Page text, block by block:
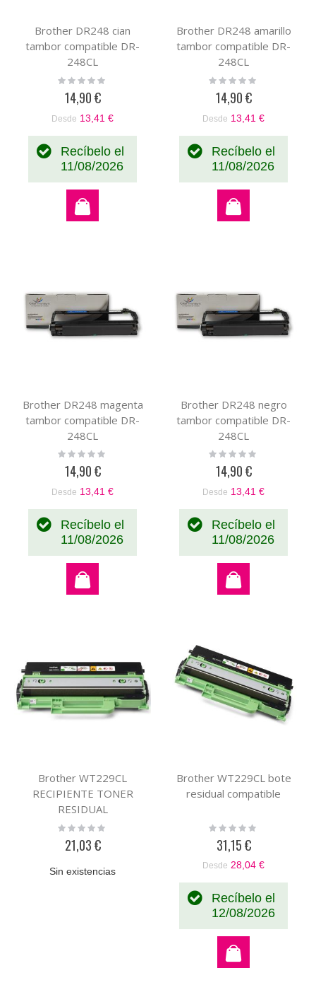
Brother DR248 cian
tambor compatible DR-
248CL
Rating:
14,90 €
Desde 13,41 €
Recíbelo el
11/08/2026
Brother DR248 amarillo
tambor compatible DR-
248CL
Rating:
14,90 €
Desde 13,41 €
Recíbelo el
11/08/2026
Brother DR248 magenta
tambor compatible DR-
248CL
Rating:
14,90 €
Desde 13,41 €
Recíbelo el
11/08/2026
Brother DR248 negro
tambor compatible DR-
248CL
Rating:
14,90 €
Desde 13,41 €
Recíbelo el
11/08/2026
Brother WT229CL
RECIPIENTE TONER
RESIDUAL
Rating:
21,03 €
Sin existencias
Brother WT229CL bote
residual compatible
Rating:
31,15 €
Desde 28,04 €
Recíbelo el
12/08/2026